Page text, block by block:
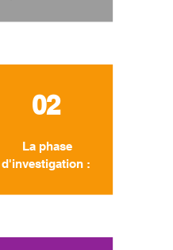
02
La phase
d'investigation :